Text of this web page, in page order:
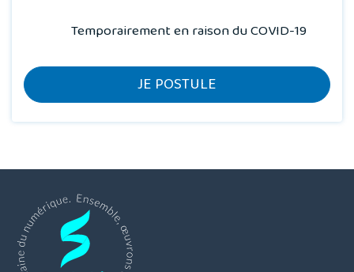
Temporairement en raison du COVID-19
JE POSTULE